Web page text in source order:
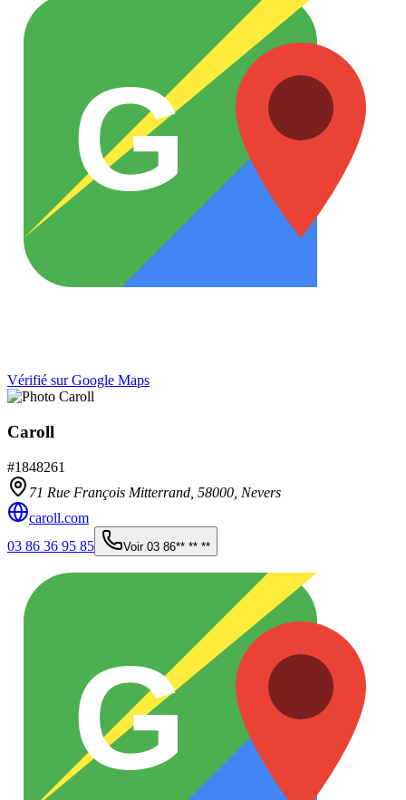
G
Vérifié sur Google Maps
Caroll
#1848261
71 Rue François Mitterrand, 58000 Nevers
caroll.com
03 86 36 95 85
Voir 03 86** ** **
G